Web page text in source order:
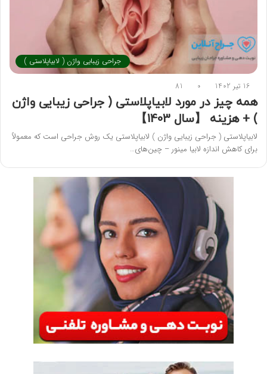
جراحی زیبایی واژن ( لابیاپلاستی )
16 تیر 1402 0
81
همه چیز در مورد لابیاپلاستی ( جراحی زیبایی واژن
) + هزینه 【سال 1403】
لابیاپلاستی ( جراحی زیبایی واژن ) لابیاپلاستی یک روش جراحی است که معمولاً
برای کاهش اندازه لابیا مینور – چین‌های…